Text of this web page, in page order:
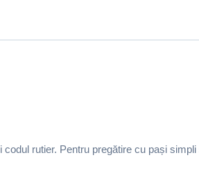
rutier. Pentru pregătire cu pași simpli